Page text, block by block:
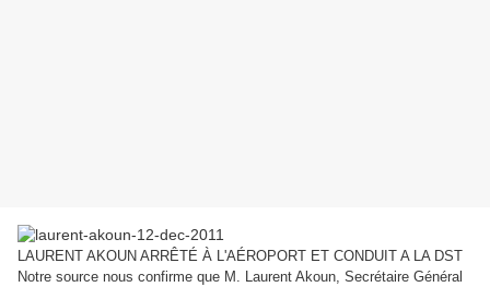
LAURENT AKOUN ARRÊTÉ À L'AÉROPORT ET CONDUIT A LA DST
Notre source nous confirme que M. Laurent Akoun, Secrétaire Général